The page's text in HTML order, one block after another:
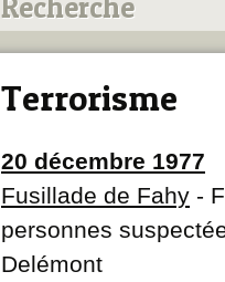
Terrorisme
20 décembre 1977
Fusillade de Fahy -
personnes
Delémont